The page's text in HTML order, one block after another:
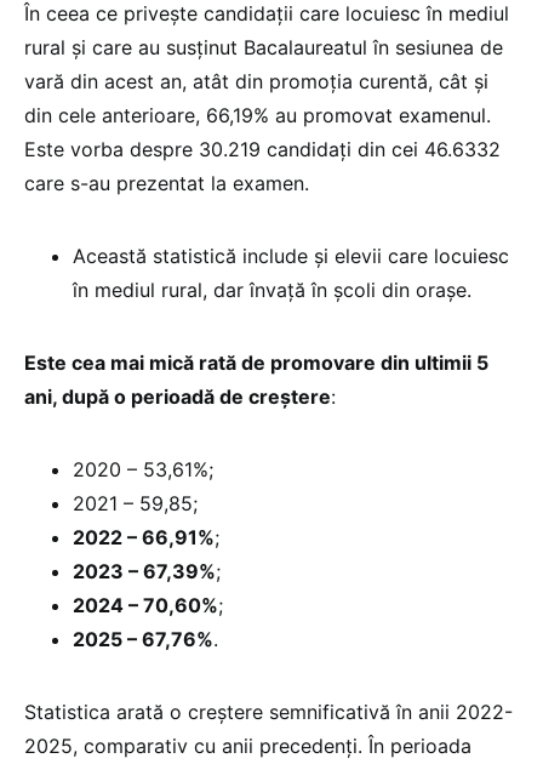
În ceea ce privește candidații care locuiesc în mediul
rural și care au susținut Bacalaureatul în sesiunea de
vară din acest an, atât din promoția curentă, cât și
din cele anterioare, 66,19% au promovat examenul.
Este vorba despre 30.219 candidați din cei 46.6332
care s-au prezentat la examen.
Această statistică include și elevii care locuiesc
în mediul rural, dar învață în școli din orașe.
Este cea mai mică rată de promovare din ultimii 5
ani, după o perioadă de creștere:
2020 – 53,61%;
2021 – 59,85;
2022 – 66,91%;
2023 – 67,39%;
2024 – 70,60%;
2025 – 67,76%.
Statistica arată o creștere semnificativă în anii 2022-
2025, comparativ cu anii precedenți. În perioada